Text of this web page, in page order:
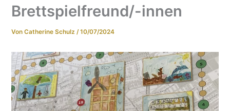
Brettspielfreund/-innen
VonCatherine Schulz/10/07/2024